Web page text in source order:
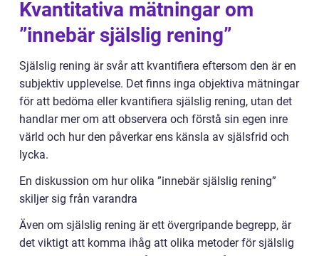
Kvantitativa mätningar om
”innebär själslig rening”
Själslig rening är svår att kvantifiera eftersom den är en
subjektiv upplevelse. Det finns inga objektiva mätningar
för att bedöma eller kvantifiera själslig rening, utan det
handlar mer om att observera och förstå sin egen inre
värld och hur den påverkar ens känsla av själsfrid och
lycka.
En diskussion om hur olika ”innebär själslig rening”
skiljer sig från varandra
Även om själslig rening är ett övergripande begrepp, är
det viktigt att komma ihåg att olika metoder för själslig